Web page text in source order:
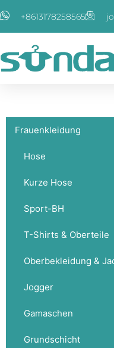
Inhalt
+8613178258565
Frauenkleidung
Hose
Kurze Hose
Sport-BH
T-Shirts & Oberteile
Oberbekleidung &
Jogger
Gamaschen
Grundschicht